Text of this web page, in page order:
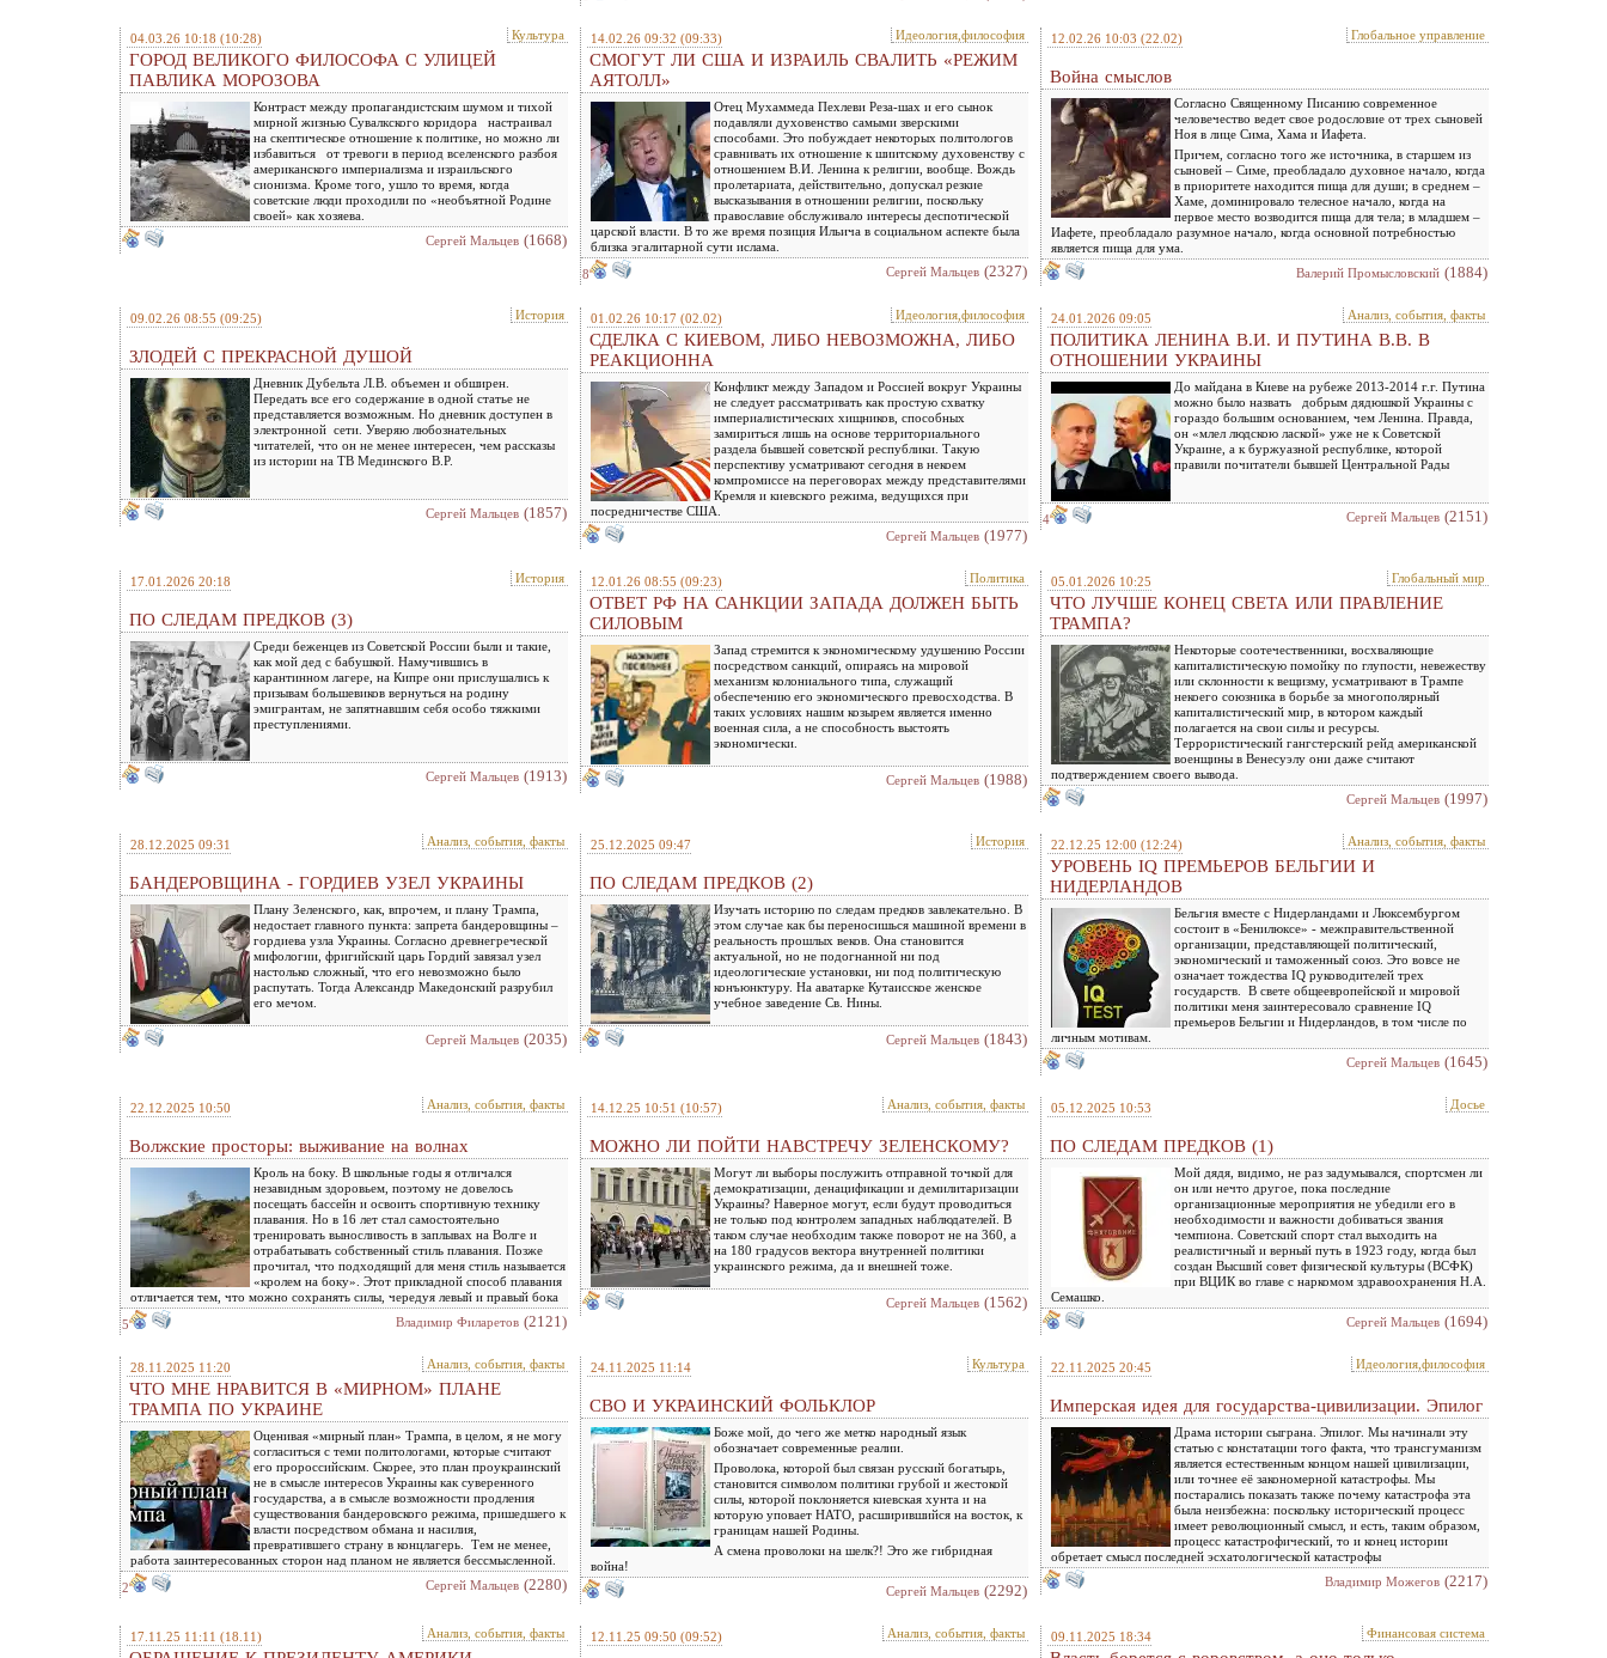
04.03.26 10:18 (10:28) Культура
ГОРОД ВЕЛИКОГО ФИЛОСОФА С УЛИЦЕЙ
ПАВЛИКА МОРОЗОВА
Контраст между пропагандистским шумом и тихой
мирной жизнью Сувалкского коридора настраивал
на скептическое отношение к политике, но можно ли
избавиться от тревоги в период вселенского разбоя
американского империализма и израильского
сионизма. Кроме того, ушло то время, когда
советские люди проходили по «необъятной Родине
своей» как хозяева.
Сергей Мальцев (1668)
14.02.26 09:32 (09:33) Идеология,философия
СМОГУТ ЛИ США И ИЗРАИЛЬ СВАЛИТЬ «РЕЖИМ
АЯТОЛЛ»
Отец Мухаммеда Пехлеви Реза-шах и его сынок
подавляли духовенство самыми зверскими
способами. Это побуждает некоторых политологов
сравнивать их отношение к шиитскому духовенству с
отношением В.И. Ленина к религии, вообще. Вождь
пролетариата, действительно, допускал резкие
высказывания в отношении религии, поскольку
православие обслуживало интересы деспотической
царской власти. В то же время позиция Ильича в социальном аспекте была
близка эгалитарной сути ислама.
8
Сергей Мальцев (2327)
12.02.26 10:03 (22.02) Глобальное управление
Война смыслов
Согласно Священному Писанию современное
человечество ведет свое родословие от трех сыновей
Ноя в лице Сима, Хама и Иафета.
Причем, согласно того же источника, в старшем из
сыновей – Симе, преобладало духовное начало, когда
в приоритете находится пища для души; в среднем –
Хаме, доминировало телесное начало, когда на
первое место возводится пища для тела; в младшем –
Иафете, преобладало разумное начало, когда основной потребностью
является пища для ума.
Валерий Промысловский (1884)
09.02.26 08:55 (09:25) История
ЗЛОДЕЙ С ПРЕКРАСНОЙ ДУШОЙ
Дневник Дубельта Л.В. объемен и обширен.
Передать все его содержание в одной статье не
представляется возможным. Но дневник доступен в
электронной сети. Уверяю любознательных
читателей, что он не менее интересен, чем рассказы
из истории на ТВ Мединского В.Р.
Сергей Мальцев (1857)
01.02.26 10:17 (02.02) Идеология,философия
СДЕЛКА С КИЕВОМ, ЛИБО НЕВОЗМОЖНА, ЛИБО
РЕАКЦИОННА
Конфликт между Западом и Россией вокруг Украины
не следует рассматривать как простую схватку
империалистических хищников, способных
замириться лишь на основе территориального
раздела бывшей советской республики. Такую
перспективу усматривают сегодня в некоем
компромиссе на переговорах между представителями
Кремля и киевского режима, ведущихся при
посредничестве США.
Сергей Мальцев (1977)
24.01.2026 09:05 Анализ, события, факты
ПОЛИТИКА ЛЕНИНА В.И. И ПУТИНА В.В. В
ОТНОШЕНИИ УКРАИНЫ
До майдана в Киеве на рубеже 2013-2014 г.г. Путина
можно было назвать добрым дядюшкой Украины с
гораздо большим основанием, чем Ленина. Правда,
он «млел людскою лаской» уже не к Советской
Украине, а к буржуазной республике, которой
правили почитатели бывшей Центральной Рады
4 Сергей Мальцев (2151)
17.01.2026 20:18 История
ПО СЛЕДАМ ПРЕДКОВ (3)
Среди беженцев из Советской России были и такие,
как мой дед с бабушкой. Намучившись в
карантинном лагере, на Кипре они прислушались к
призывам большевиков вернуться на родину
эмигрантам, не запятнавшим себя особо тяжкими
преступлениями.
Сергей Мальцев (1913)
12.01.26 08:55 (09:23) Политика
ОТВЕТ РФ НА САНКЦИИ ЗАПАДА ДОЛЖЕН БЫТЬ
СИЛОВЫМ
Запад стремится к экономическому удушению России
посредством санкций, опираясь на мировой
механизм колониального типа, служащий
обеспечению его экономического превосходства. В
таких условиях нашим козырем является именно
военная сила, а не способность выстоять
экономически.
Сергей Мальцев (1988)
05.01.2026 10:25 Глобальный мир
ЧТО ЛУЧШЕ КОНЕЦ СВЕТА ИЛИ ПРАВЛЕНИЕ
ТРАМПА?
Некоторые соотечественники, восхваляющие
капиталистическую помойку по глупости, невежеству
или склонности к вещизму, усматривают в Трампе
некоего союзника в борьбе за многополярный
капиталистический мир, в котором каждый
полагается на свои силы и ресурсы.
Террористический гангстерский рейд американской
военщины в Венесуэлу они даже считают
подтверждением своего вывода.
Сергей Мальцев (1997)
28.12.2025 09:31 Анализ, события, факты
БАНДЕРОВЩИНА - ГОРДИЕВ УЗЕЛ УКРАИНЫ
Плану Зеленского, как, впрочем, и плану Трампа,
недостает главного пункта: запрета бандеровщины –
гордиева узла Украины. Согласно древнегреческой
мифологии, фригийский царь Гордий завязал узел
настолько сложный, что его невозможно было
распутать. Тогда Александр Македонский разрубил
его мечом.
Сергей Мальцев (2035)
25.12.2025 09:47 История
ПО СЛЕДАМ ПРЕДКОВ (2)
Изучать историю по следам предков завлекательно. В
этом случае как бы переносишься машиной времени в
реальность прошлых веков. Она становится
актуальной, но не подогнанной ни под
идеологические установки, ни под политическую
конъюнктуру. На аватарке Кутаисское женское
учебное заведение Св. Нины.
Сергей Мальцев (1843)
22.12.25 12:00 (12:24) Анализ, события, факты
УРОВЕНЬ IQ ПРЕМЬЕРОВ БЕЛЬГИИ И
НИДЕРЛАНДОВ
Бельгия вместе с Нидерландами и Люксембургом
состоит в «Бенилюксе» - межправительственной
организации, представляющей политический,
экономический и таможенный союз. Это вовсе не
означает тождества IQ руководителей трех
государств. В свете общеевропейской и мировой
политики меня заинтересовало сравнение IQ
премьеров Бельгии и Нидерландов, в том числе по
личным мотивам.
Сергей Мальцев (1645)
22.12.2025 10:50 Анализ, события, факты
Волжские просторы: выживание на волнах
Кроль на боку. В школьные годы я отличался
незавидным здоровьем, поэтому не довелось
посещать бассейн и освоить спортивную технику
плавания. Но в 16 лет стал самостоятельно
тренировать выносливость в заплывах на Волге и
отрабатывать собственный стиль плавания. Позже
прочитал, что подходящий для меня стиль называется
«кролем на боку». Этот прикладной способ плавания
отличается тем, что можно сохранять силы, чередуя левый и правый бока
5
Владимир Филаретов (2121)
14.12.25 10:51 (10:57) Анализ, события, факты
МОЖНО ЛИ ПОЙТИ НАВСТРЕЧУ ЗЕЛЕНСКОМУ?
Могут ли выборы послужить отправной точкой для
демократизации, денацификации и демилитаризации
Украины? Наверное могут, если будут проводиться
не только под контролем западных наблюдателей. В
таком случае необходим также поворот не на 360, а
на 180 градусов вектора внутренней политики
украинского режима, да и внешней тоже.
Сергей Мальцев (1562)
05.12.2025 10:53 Досье
ПО СЛЕДАМ ПРЕДКОВ (1)
Мой дядя, видимо, не раз задумывался, спортсмен ли
он или нечто другое, пока последние
организационные мероприятия не убедили его в
необходимости и важности добиваться звания
чемпиона. Советский спорт стал выходить на
реалистичный и верный путь в 1923 году, когда был
создан Высший совет физической культуры (ВСФК)
при ВЦИК во главе с наркомом здравоохранения Н.А.
Семашко.
Сергей Мальцев (1694)
28.11.2025 11:20 Анализ, события, факты
ЧТО МНЕ НРАВИТСЯ В «МИРНОМ» ПЛАНЕ
ТРАМПА ПО УКРАИНЕ
Оценивая «мирный план» Трампа, в целом, я не могу
согласиться с теми политологами, которые считают
его пророссийским. Скорее, это план проукраинский
не в смысле интересов Украины как суверенного
государства, а в смысле возможности продления
существования бандеровского режима, пришедшего к
власти посредством обмана и насилия,
превратившего страну в концлагерь. Тем не менее,
работа заинтересованных сторон над планом не является бессмысленной.
2
Сергей Мальцев (2280)
24.11.2025 11:14 Культура
СВО И УКРАИНСКИЙ ФОЛЬКЛОР
Боже мой, до чего же метко народный язык
обозначает современные реалии.
Проволока, которой был связан русский богатырь,
становится символом политики грубой и жестокой
силы, которой поклоняется киевская хунта и на
которую уповает НАТО, расширившийся на восток, к
границам нашей Родины.
А смена проволоки на шелк?! Это же гибридная
война!
Сергей Мальцев (2292)
22.11.2025 20:45 Идеология,философия
Имперская идея для государства-цивилизации. Эпилог
Драма истории сыграна. Эпилог. Мы начинали эту
статью с констатации того факта, что трансгуманизм
является естественным концом нашей цивилизации,
или точнее её закономерной катастрофы. Мы
постарались показать также почему катастрофа эта
была неизбежна: поскольку исторический процесс
имеет революционный смысл, и есть, таким образом,
процесс катастрофический, то и конец истории
обретает смысл последней эсхатологической катастрофы
Владимир Можегов (2217)
17.11.25 11:11 (18.11) Анализ, события, факты 12.11.25 09:50 (09:52) Анализ, события, факты 09.11.2025 18:34 Финансовая система